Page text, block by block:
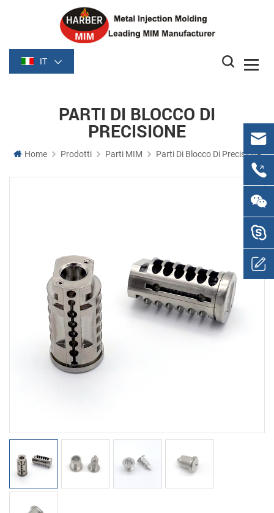
IT
PARTI DI BLOCCO DI
PRECISIONE
Home Prodotti Parti MIM Parti Di Blocco Di Precisione